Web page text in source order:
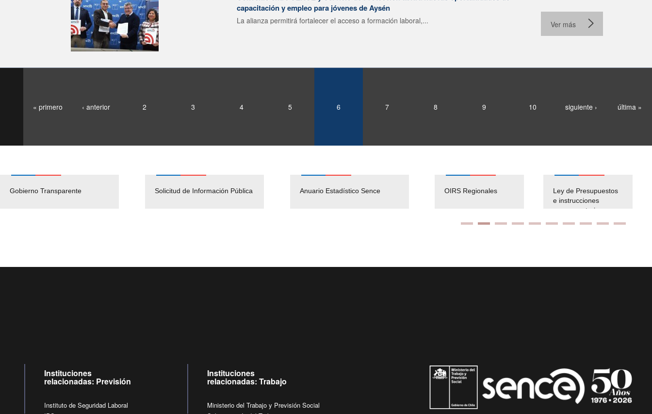
capacitación y empleo para jóvenes de Aysén
La alianza permitirá fortalecer el acceso a formación laboral,... Ver más
« primero ‹ anterior 2 3 4 5 6 7 8 9 10 siguiente › última »
Gobierno Transparente Solicitud de Información Pública Anuario Estadístico Sence
Pago Proveedores
Empleos Públicos
Solicitud Audiencias y
OIRS Regionales
Ley de Presupuestos
e instrucciones
presuspuetarias
Instituciones
relacionadas: Previsión
Instituto de Seguridad Laboral
Instituciones
relacionadas: Trabajo
Ministerio del Trabajo y Previsión Social